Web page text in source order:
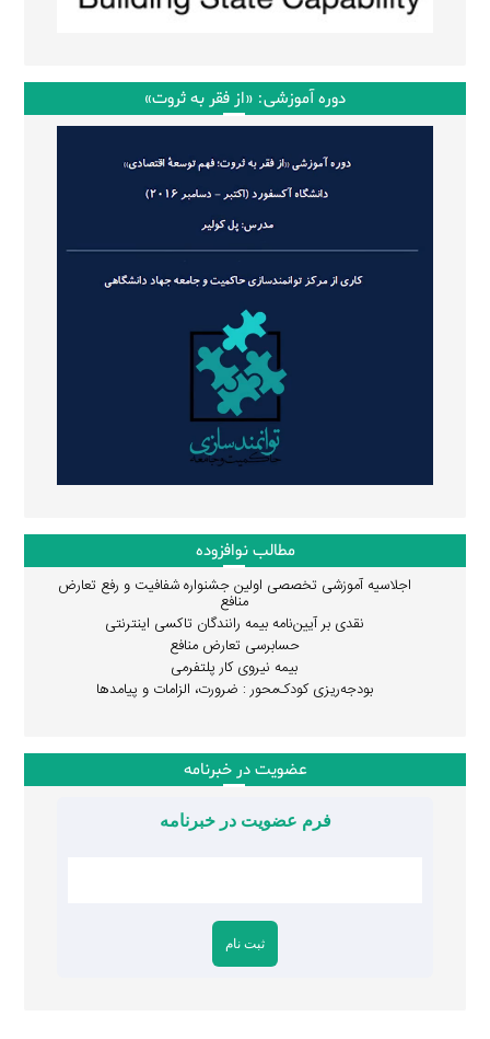
دوره آموزشی: «از فقر به ثروت»
مطالب نوافزوده
اجلاسیه آموزشی تخصصی اولین جشنواره شفافیت و رفع تعارض
منافع
نقدی بر آیین‌نامه بیمه رانندگان تاکسی اینترنتی
حسابرسی تعارض منافع
بیمه نیروی کار پلتفرمی
بودجه‌ریزی کودک‌محور : ضرورت، الزامات و پیامدها
عضویت در خبرنامه
فرم عضویت در خبرنامه